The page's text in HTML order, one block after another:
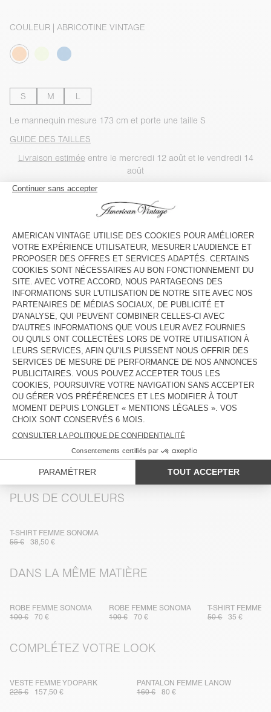
COULEUR | ABRICOTINE VINTAGE
S M L
Le mannequin mesure 173 cm et porte une taille S
GUIDE DES TAILLES
Livraison estimée entre le mercredi 12 août et le vendredi 14
août
VOIR LE LOOK
DESCRIPTION
TAILLE ET COUPE
COMPOSITION
ENTRETIEN
LIVRAISON ET RETOURS
PLUS DE COULEURS
T-SHIRT FEMME SONOMA
55 €
38,50 €
DANS LA MÊME MATIÈRE
ROBE FEMME SONOMA
100 €
70 €
ROBE FEMME SONOMA
100 €
70 €
T-SHIRT FEMME
50 €
35 €
COMPLÉTEZ VOTRE LOOK
VESTE FEMME YDOPARK
225 €
157,50 €
PANTALON FEMME LANOW
160 €
80 €